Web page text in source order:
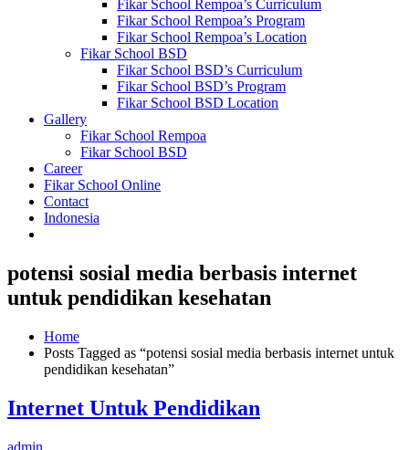
Fikar School Rempoa’s Curriculum
Fikar School Rempoa’s Program
Fikar School Rempoa’s Location
Fikar School BSD
Fikar School BSD’s Curriculum
Fikar School BSD’s Program
Fikar School BSD Location
Gallery
Fikar School Rempoa
Fikar School BSD
Career
Fikar School Online
Contact
Indonesia
potensi sosial media berbasis internet
untuk pendidikan kesehatan
Home
Posts Tagged as “potensi sosial media berbasis internet untuk
pendidikan kesehatan”
Internet Untuk Pendidikan
admin